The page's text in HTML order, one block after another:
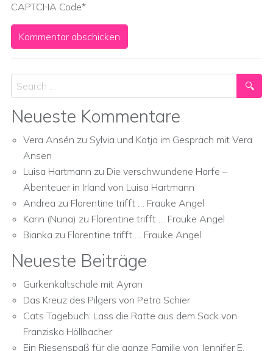
CAPTCHA Code*
Search
Neueste Kommentare
Vera Ansén zu Sylvia und Katja im Gespräch mit Vera
Ansen
Luisa Hartmann zu Die verschwundene Harfe –
Abenteuer in Irland von Luisa Hartmann
Andrea zu Florentine trifft … Frauke Angel
Karin (Nuna) zu Florentine trifft … Frauke Angel
Bianka zu Florentine trifft … Frauke Angel
Neueste Beiträge
Gurkenkaltschale mit Ayran
Das Kreuz des Pilgers von Petra Schier
Cats Tagebuch: Lass die Ratte aus dem Sack von
Franziska Höllbacher
Ein Riesenspaß für die ganze Familie von Jennifer E.